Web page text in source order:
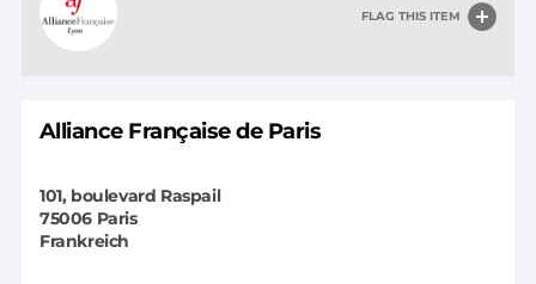
FLAG THIS ITEM
Alliance Française de Paris
101, boulevard Raspail
75006 Paris
Frankreich